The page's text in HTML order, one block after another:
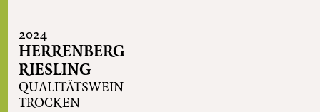
2024
HERRENBERG
RIESLING
QUALITÄTSWEIN
TROCKEN